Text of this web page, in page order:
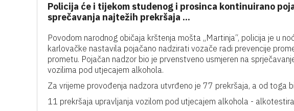
Policija će i tijekom studenog i prosinca kontinuirano
sprečavanja najtežih prekršaja ...
Povodom narodnog običaja krštenja mošta „Martinja“, policija je u
karlovačke nastavila pojačano nadzirati vozače radi prevencije
prometu. Pojačan nadzor bio je prvenstveno usmjeren na
vozilima pod utjecajem alkohola.
Za vrijeme provođenja nadzora utvrđeno je 77 prekršaja, a od toga
11 prekršaja upravljanja vozilom pod utjecajem alkohola -